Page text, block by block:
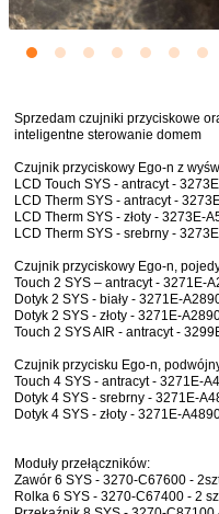
Sprzedam czujniki przyciskowe
inteligentne sterowanie domem
Czujnik przyciskowy Ego-n z
LCD Touch SYS - antracyt -
LCD Therm SYS - antracyt -
LCD Therm SYS - złoty - 3273E-
LCD Therm SYS - srebrny -
Czujnik przyciskowy Ego-n,
Touch 2 SYS – antracyt - 3271E-
Dotyk 2 SYS - biały - 3271E-
Dotyk 2 SYS - złoty - 3271E-
Touch 2 SYS AIR - antracyt -
Czujnik przycisku Ego-n,
Touch 4 SYS - antracyt - 3271E-
Dotyk 4 SYS - srebrny - 3271E-
Dotyk 4 SYS - złoty - 3271E-
Moduły przełączników:
Zawór 6 SYS - 3270-C67600 -
Rolka 6 SYS - 3270-C67400 - 2